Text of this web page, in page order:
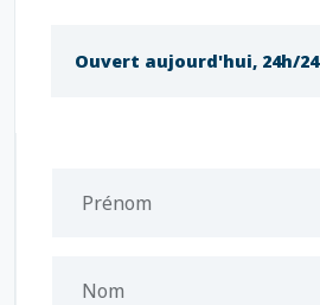
Ouvert aujourd'hui, 24h/24
Prénom
Nom